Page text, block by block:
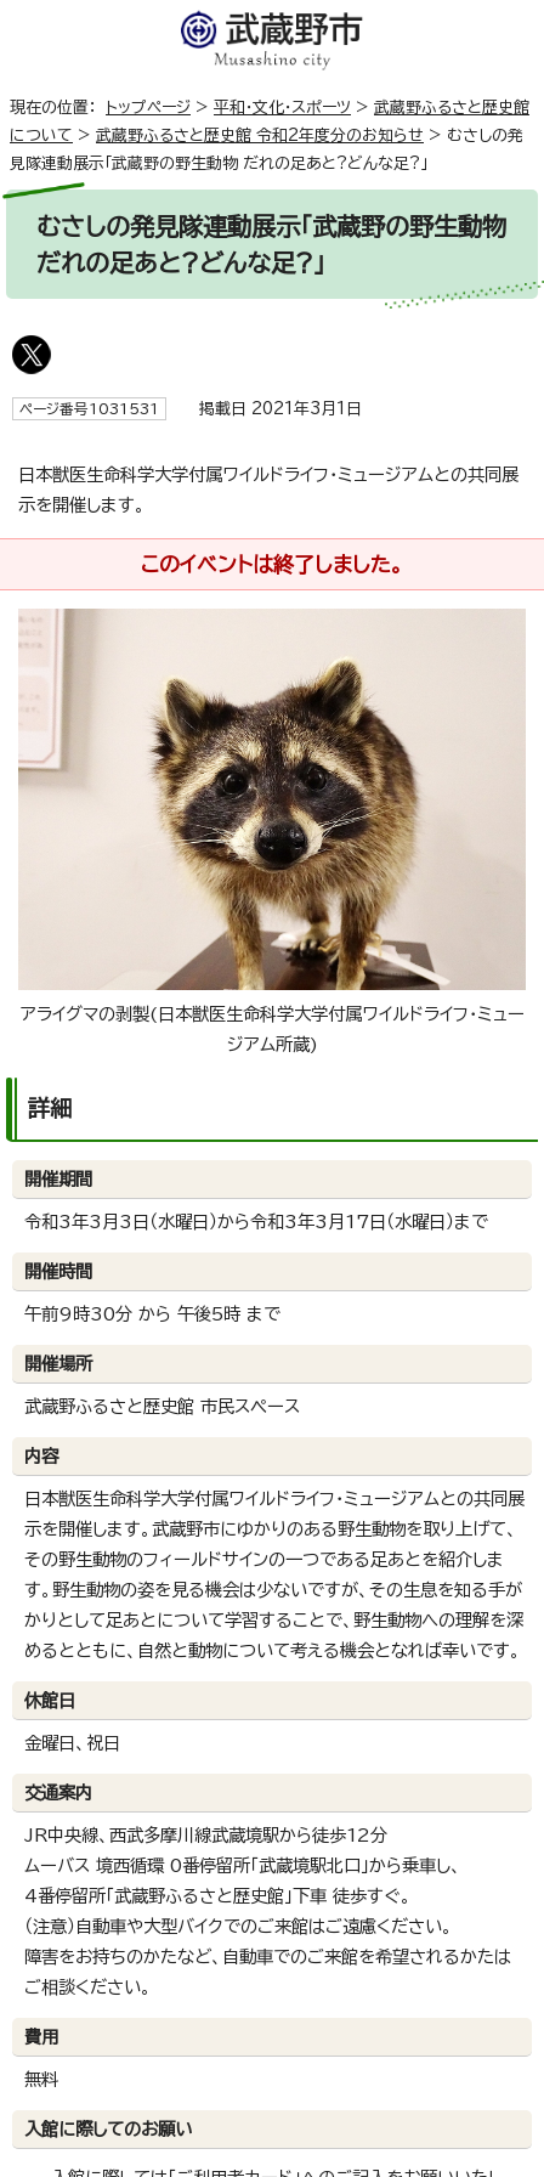
現在の位置： トップページ > 平和・文化・スポーツ > 武蔵野ふるさと歴史館
について
> 武蔵野ふるさと歴史館 令和2年度分のお知らせ > むさしの発
見隊連動展示「武蔵野の野生動物 だれの足あと?どんな足?」
むさしの発見隊連動展示「武蔵野の野生動物
だれの足あと?どんな足?」
ページ番号1031531 掲載日 2021年3月1日
日本獣医生命科学大学付属ワイルドライフ・ミュージアムとの共同展
示を開催します。
このイベントは終了しました。
アライグマの剥製(日本獣医生命科学大学付属ワイルドライフ・ミュー
ジアム所蔵)
詳細
開催期間
令和3年3月3日（水曜日）から令和3年3月17日（水曜日）まで
開催時間
午前9時30分 から 午後5時 まで
開催場所
武蔵野ふるさと歴史館 市民スペース
内容
日本獣医生命科学大学付属ワイルドライフ・ミュージアムとの共同展
示を開催します。武蔵野市にゆかりのある野生動物を取り上げて、
その野生動物のフィールドサインの一つである足あとを紹介しま
す。野生動物の姿を見る機会は少ないですが、その生息を知る手が
かりとして足あとについて学習することで、野生動物への理解を深
めるとともに、自然と動物について考える機会となれば幸いです。
休館日
金曜日、祝日
交通案内
JR中央線、西武多摩川線武蔵境駅から徒歩12分
ムーバス 境西循環 0番停留所「武蔵境駅北口」から乗車し、
4番停留所「武蔵野ふるさと歴史館」下車 徒歩すぐ。
（注意）自動車や大型バイクでのご来館はご遠慮ください。
障害をお持ちのかたなど、自動車でのご来館を希望されるかたは
ご相談ください。
費用
無料
入館に際してのお願い